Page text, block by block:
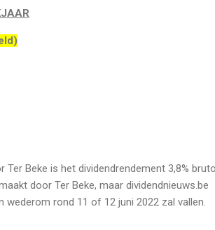
Beke is het dividendrendement 3,8%
door Ter Beke, maar dividendnieuws.be
rond 11 of 12 juni 2022 zal vallen.